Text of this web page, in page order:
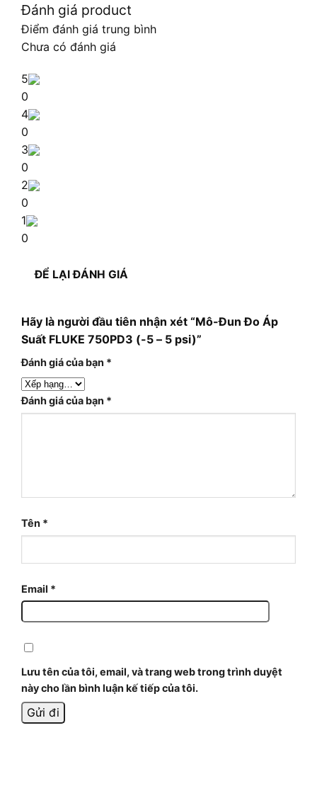
Đánh giá product
Điểm đánh giá trung bình
Chưa có đánh giá
5
0
4
0
3
0
2
0
1
0
ĐỂ LẠI ĐÁNH GIÁ
Hãy là người đầu tiên nhận xét “Mô-Đun Đo Áp
Suất FLUKE 750PD3 (-5 – 5 psi)”
Đánh giá của bạn *
Đánh giá của bạn *
Tên *
Email *
Lưu tên của tôi, email, và trang web trong trình duyệt
này cho lần bình luận kế tiếp của tôi.